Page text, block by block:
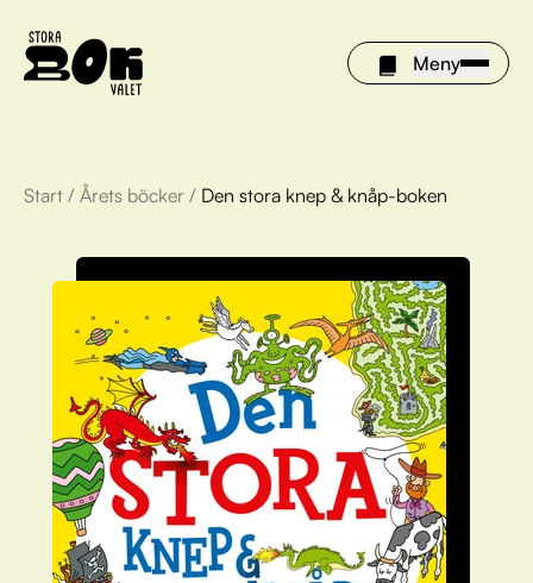
Meny
Årets böcker
Om Stora bokvalet
Olivia tipsar
Vinnare
FAQ
För bibliotek
Start / Årets böcker / Den stora knep & knåp-boken